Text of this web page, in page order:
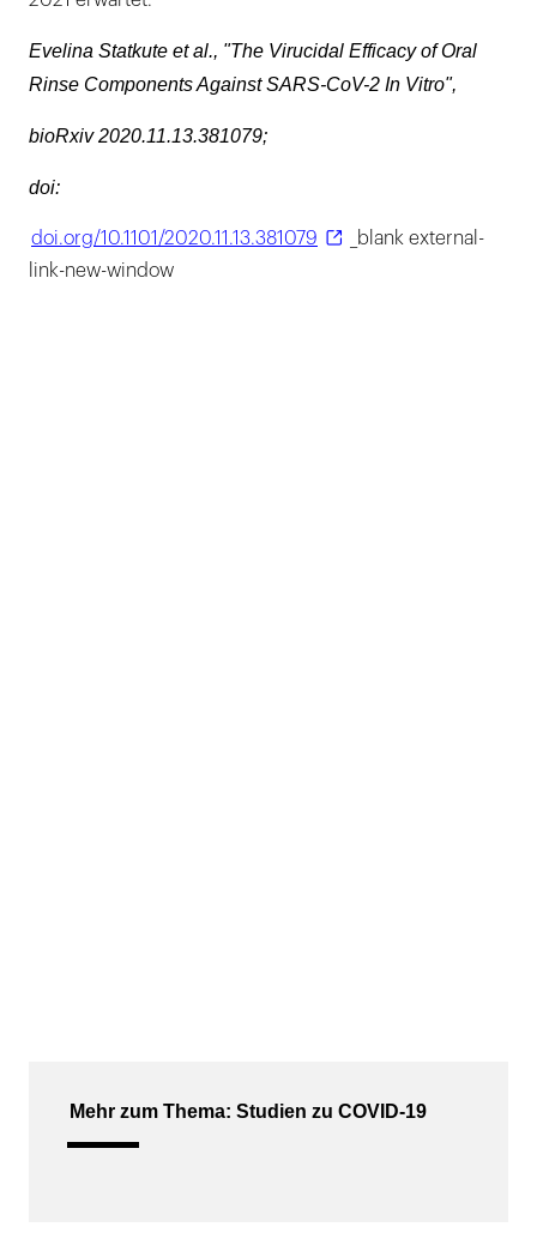
Evelina Statkute et al., "The Virucidal Efficacy of Oral
Rinse Components Against SARS-CoV-2 In Vitro",
bioRxiv 2020.11.13.381079;
doi:
doi.org/10.1101/2020.11.13.381079
_blank external-
link-new-window
Mehr zum Thema: Studien zu COVID-19